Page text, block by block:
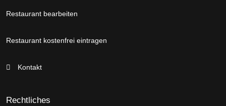
Restaurant bearbeiten
Restaurant kostenfrei eintragen
Kontakt
Rechtliches